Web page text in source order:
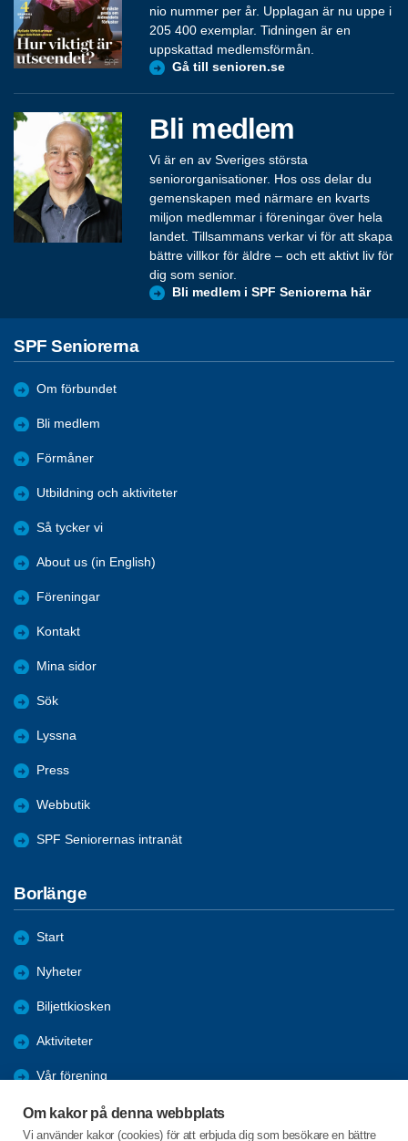
Om kakor på denna webbplats
Vi använder kakor (cookies) för att erbjuda dig som besökare en bättre
nio nummer per år. Upplagan är nu uppe i
205 400 exemplar. Tidningen är en
uppskattad medlemsförmån.
Gå till senioren.se
Bli medlem
Vi är en av Sveriges största
seniororganisationer. Hos oss delar du
gemenskapen med närmare en kvarts
miljon medlemmar i föreningar över hela
landet. Tillsammans verkar vi för att skapa
bättre villkor för äldre – och ett aktivt liv för
dig som senior.
Bli medlem i SPF Seniorerna här
SPF Seniorerna
Om förbundet
Bli medlem
Förmåner
Utbildning och aktiviteter
Så tycker vi
About us (in English)
Föreningar
Kontakt
Mina sidor
Sök
Lyssna
Press
Webbutik
SPF Seniorernas intranät
Borlänge
Start
Nyheter
Biljettkiosken
Aktiviteter
Vår förening
Äldrefrågor